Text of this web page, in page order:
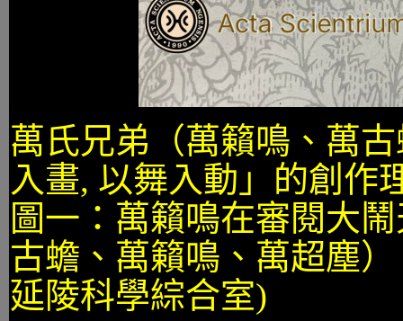
萬氏兄弟（萬籟鳴、萬
入畫, 以舞入動」的創作
圖一：萬籟鳴在審閱大
古蟾、萬籟鳴、萬超塵
延陵科學綜合室)